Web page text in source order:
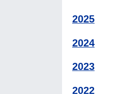
2025
2024
2023
2022